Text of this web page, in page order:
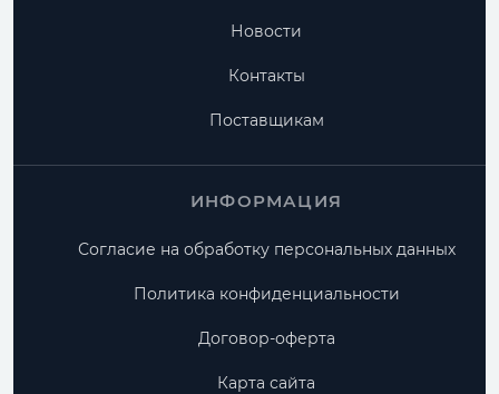
Новости
Контакты
Поставщикам
ИНФОРМАЦИЯ
Согласие на обработку персональных данных
Политика конфиденциальности
Договор-оферта
Карта сайта